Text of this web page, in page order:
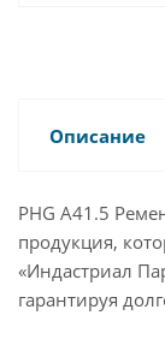
Описание
PHG A41.5
продукция,
«Индастриал
гарантируя